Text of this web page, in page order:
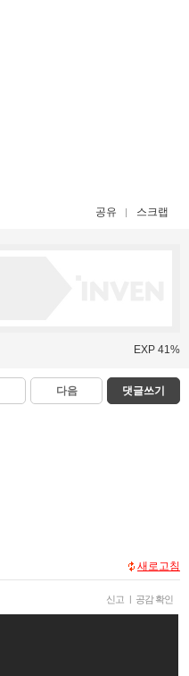
공유 스크랩
EXP 41%
다음 댓글쓰기
새로고침
신고 | 공감 확인